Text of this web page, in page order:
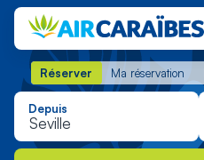
Réserver Ma réservation
Réserver Ma réservation
Depuis